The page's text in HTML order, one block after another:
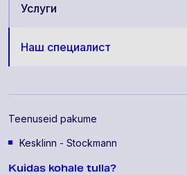
Услуги
Наш специалист
Teenuseid pakume
Kesklinn - Stockmann
Kuidas kohale tulla?